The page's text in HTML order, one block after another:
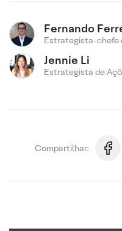
Fernando
Estrategista-chefe
Jennie Li
Estrategista de
Compartilhar: